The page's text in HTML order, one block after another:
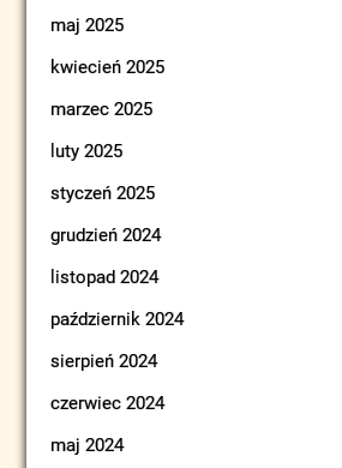
maj 2025
kwiecień 2025
marzec 2025
luty 2025
styczeń 2025
grudzień 2024
listopad 2024
październik 2024
sierpień 2024
czerwiec 2024
maj 2024